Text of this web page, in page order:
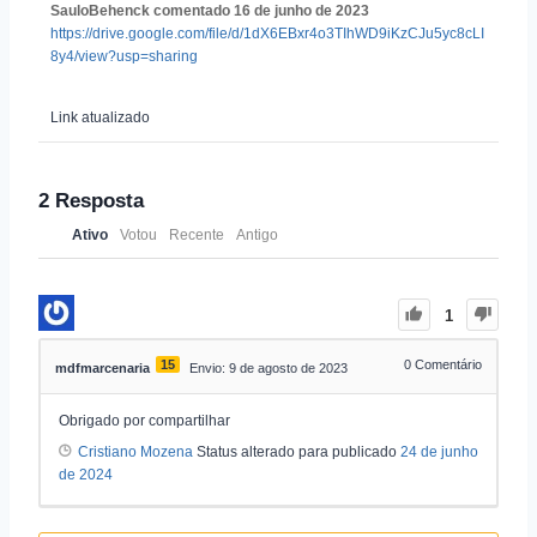
SauloBehenck comentado 16 de junho de 2023
https://drive.google.com/file/d/1dX6EBxr4o3TIhWD9iKzCJu5yc8cLI
8y4/view?usp=sharing
Link atualizado
2 Resposta
Ativo Votou Recente Antigo
1
mdfmarcenaria 15 Envio: 9 de agosto de 2023 0 Comentário
Obrigado por compartilhar
Cristiano Mozena Status alterado para publicado 24 de junho
de 2024